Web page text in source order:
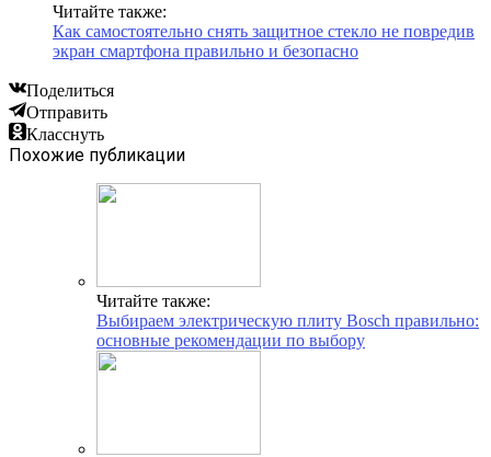
Читайте также:
Как самостоятельно снять защитное стекло не повредив
экран смартфона правильно и безопасно
Поделиться
Отправить
Класснуть
Похожие публикации
Читайте также:
Выбираем электрическую плиту Bosch правильно:
основные рекомендации по выбору